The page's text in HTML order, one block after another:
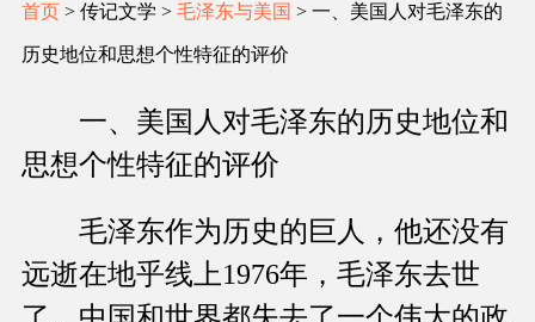
首页 > 传记文学 > 毛泽东与美国 > 一、美国人对毛泽东的
历史地位和思想个性特征的评价
一、美国人对毛泽东的历史地位和
思想个性特征的评价
毛泽东作为历史的巨人，他还没有
远逝在地乎线上1976年，毛泽东去世